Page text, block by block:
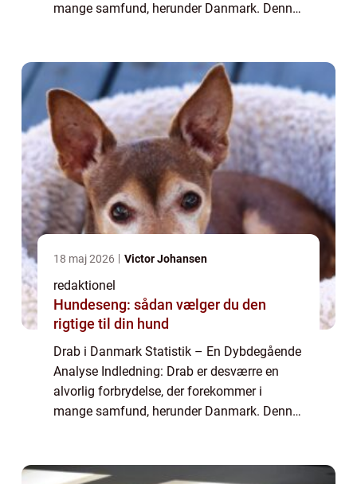
mange samfund, herunder Danmark. Denne
18 maj 2026 Victor Johansen
redaktionel
Hundeseng: sådan vælger du den
rigtige til din hund
Drab i Danmark Statistik – En Dybdegående
Analyse Indledning: Drab er desværre en
alvorlig forbrydelse, der forekommer i
mange samfund, herunder Danmark. Denne